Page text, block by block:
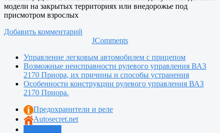
модели на закрытых территориях или внедорожье под
присмотром взрослых
Добавить комментарий
JComments
Управление легковым автомобилем с прицепом
Возможные неисправности рулевого управления ВАЗ
2170 Приора, их причины и способы устранения
Особенности конструкции рулевого управления ВАЗ
2170 Приора.
Предохранители и реле
Autosecret.net